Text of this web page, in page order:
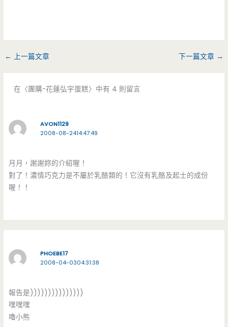
← 上一篇文章 下一篇文章 →
在〈團購-花蓮弘宇蛋糕〉中有 4 則留言
AVON1129
2008-08-2414:47:49
月月，謝謝妳的介紹喔！
對了！濃情巧克力是不屬於乳酪類的！它沒有乳酪及起士的成份
喔！！
PHOEBE17
2008-04-0304:31:38
報告是)))))))))))))))
嘿嘿嘿
嚕小熊